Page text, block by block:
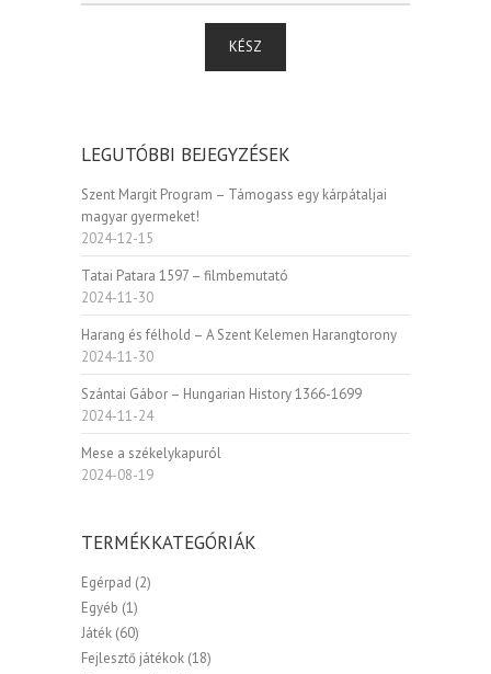
KÉSZ
LEGUTÓBBI BEJEGYZÉSEK
Szent Margit Program – Támogass egy kárpátaljai
magyar gyermeket!
2024-12-15
Tatai Patara 1597 – filmbemutató
2024-11-30
Harang és félhold – A Szent Kelemen Harangtorony
2024-11-30
Szántai Gábor – Hungarian History 1366-1699
2024-11-24
Mese a székelykapuról
2024-08-19
TERMÉKKATEGÓRIÁK
Egérpad (2)
Egyéb (1)
Játék (60)
Fejlesztő játékok (18)